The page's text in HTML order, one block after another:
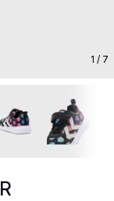
1 / 7